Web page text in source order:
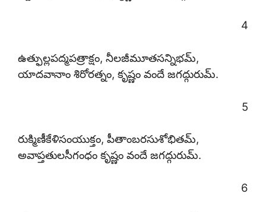
4
ఉత్ఫుల్లపద్మపత్రాక్షం, నీలజీమూతసన్నిభమ్,
యాదవానాం శిరోరత్నం, కృష్ణం వందే జగద్గురుమ్.
5
రుక్మిణీకేళిసంయుక్తం, పీతాంబరసుశోభితమ్,
అవాప్తతులసీగంధం కృష్ణం వందే జగద్గురుమ్.
6